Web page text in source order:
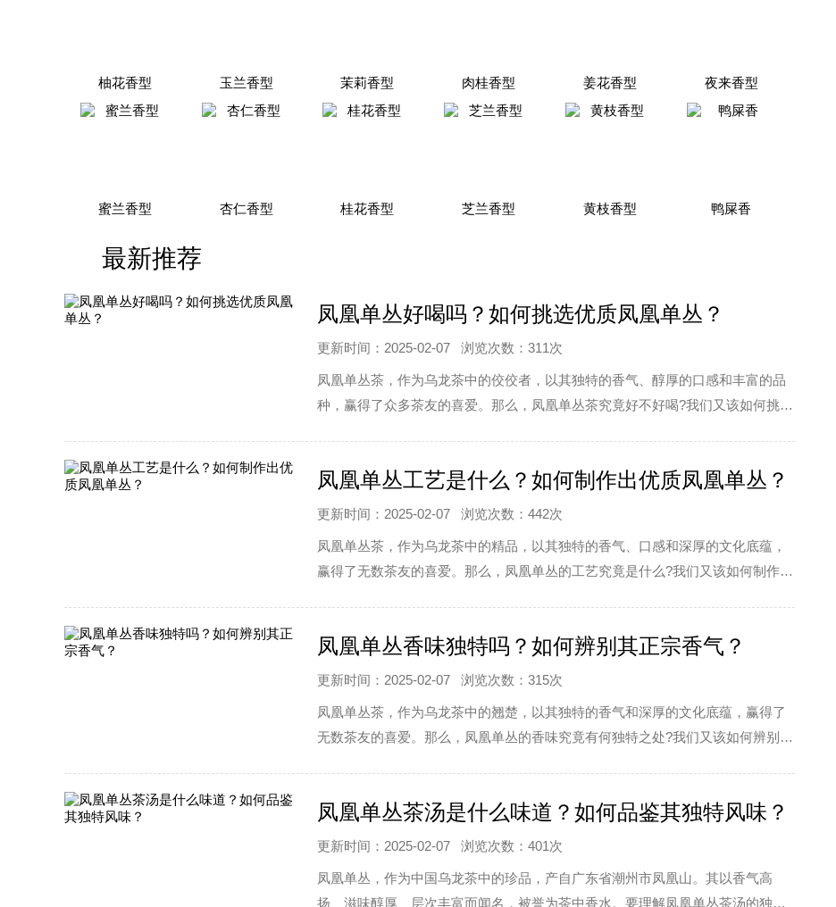
柚花香型 玉兰香型 茉莉香型 肉桂香型 姜花香型 夜来香型
蜜兰香型 杏仁香型 桂花香型 芝兰香型 黄枝香型 鸭屎香
最新推荐
凤凰单丛好喝吗？如何挑选优质凤凰单丛？
更新时间：2025-02-07 浏览次数：311次
凤凰单丛茶，作为乌龙茶中的佼佼者，以其独特的香气、醇厚的口感和丰富的品
种，赢得了众多茶友的喜爱。那么，凤凰单丛茶究竟好不好喝?我们又该如何挑选
凤凰单丛工艺是什么？如何制作出优质凤凰单丛？
更新时间：2025-02-07 浏览次数：442次
凤凰单丛茶，作为乌龙茶中的精品，以其独特的香气、口感和深厚的文化底蕴，
赢得了无数茶友的喜爱。那么，凤凰单丛的工艺究竟是什么?我们又该如何制作出
凤凰单丛香味独特吗？如何辨别其正宗香气？
更新时间：2025-02-07 浏览次数：315次
凤凰单丛茶，作为乌龙茶中的翘楚，以其独特的香气和深厚的文化底蕴，赢得了
无数茶友的喜爱。那么，凤凰单丛的香味究竟有何独特之处?我们又该如何辨别其
凤凰单丛茶汤是什么味道？如何品鉴其独特风味？
更新时间：2025-02-07 浏览次数：401次
凤凰单丛，作为中国乌龙茶中的珍品，产自广东省潮州市凤凰山。其以香气高
扬、滋味醇厚、层次丰富而闻名，被誉为茶中香水。要理解凤凰单丛茶汤的独特